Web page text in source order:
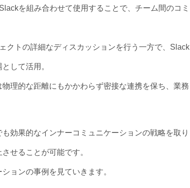
を組み合わせて使用することで、チーム間のコミ
クトの詳細なディスカッションを行う一方で、Slack
して活用。
理的な距離にもかかわらず密接な連携を保ち、業務
効果的なインナーコミュニケーションの戦略を取り
せることが可能です。
ョンの事例を見ていきます。